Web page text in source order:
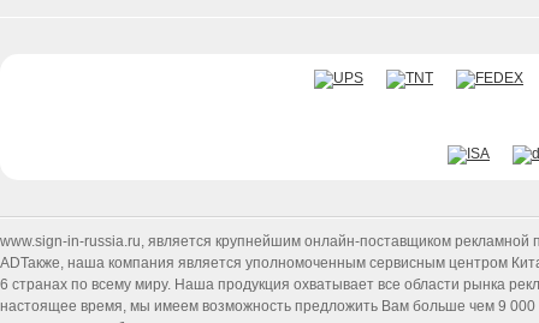
www.sign-in-russia.ru, является крупнейшим онлайн-поставщиком рекламной
ADТакже, наша компания является уполномоченным сервисным центром
6 странах по всему миру. Наша продукция охватывает все области рынка
настоящее время, мы имеем возможность предложить Вам больше чем 9 000